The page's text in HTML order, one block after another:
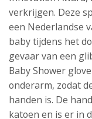
verkrijgen. Deze
een Nederlandse
baby tijdens het
gevaar van een
Baby Shower
onderarm, zodat
handen is. De
katoen en is er in